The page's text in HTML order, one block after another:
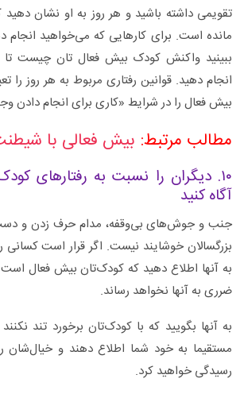
تقویمی داشته باشید و هر روز به او نشان
مانده است. برای کارهایی که می‌خواهید انجام
ببینید واکنش کودک بیش فعال تان چیست تا
انجام دهید. قوانین رفتاری مربوط به هر روز را
بیش فعال را در شرایط «کاری برای انجام دادن
مطالب مرتبط: بیش فعالی با
۱۰. دیگران را نسبت به رفتارهای
آگاه کنید
جنب و جوش‌های بی‌وقفه، مدام حرف زدن و دست
بزرگسالان خوشایند نیست. اگر قرار است کسانی
به آنها اطلاع دهید که کودک‌تان بیش فعال
ضرری به آنها نخواهد رساند.
به آنها بگویید که با کودک‌تان برخورد تند
مستقیما به خود شما اطلاع دهند و خیال‌شان
رسیدگی خواهید کرد.